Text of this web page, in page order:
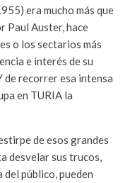
era mucho más que
Paul Auster, hace
o los sectarios más
e interés de su
recorrer esa intensa
en TURIA la
de esos grandes
desvelar sus trucos,
del público, pueden